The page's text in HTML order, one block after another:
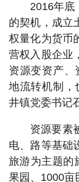
2016年底
的契机，成立
权量化为货币
营权入股企业
资源变资产、
地流转机制，
井镇党委书记
资源要素
电、路等基础
旅游为主题的
果园、1000亩